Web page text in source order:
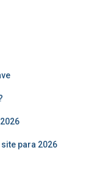
para 2026